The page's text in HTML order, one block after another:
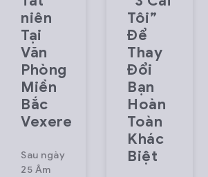
niên
Tại
Văn
Phòng
Miền
Bắc
Vexere
Sau ngày
25 Âm
Tôi”
Để
Thay
Đổi
Bạn
Hoàn
Toàn
Khác
Biệt
Beyond
buses,
VeXeRe is
expanding
into flights,
trains, and